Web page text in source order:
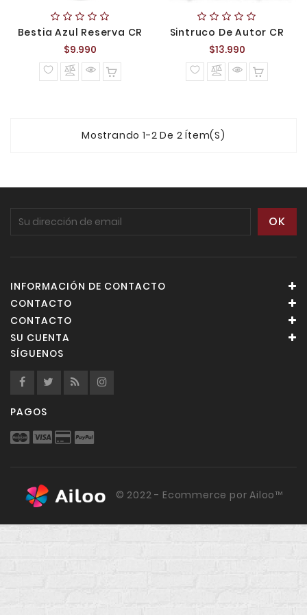
Bestia Azul Reserva CR
$9.990
normal
Sintruco De Autor CR
$13.990Precio
normal
Mostrando 1-2 De 2 Ítem(s)
INFORMACIÓN DE CONTACTO
CONTACTO
CONTACTO
SU CUENTA
SÍGUENOS
PAGOS
© 2022 - Ecommerce por Ailoo™